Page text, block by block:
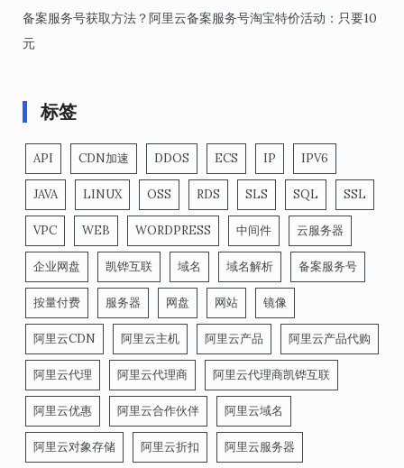
备案服务号获取方法？阿里云备案服务号淘宝特价活动：只要10
元
标签
API CDN加速 DDOS ECS IP IPV6
JAVA LINUX OSS RDS SLS SQL SSL
VPC WEB WORDPRESS 中间件 云服务器
企业网盘 凯铧互联 域名 域名解析 备案服务号
按量付费 服务器 网盘 网站 镜像
阿里云CDN 阿里云主机 阿里云产品 阿里云产品代购
阿里云代理 阿里云代理商 阿里云代理商凯铧互联
阿里云优惠 阿里云合作伙伴 阿里云域名
阿里云对象存储 阿里云折扣 阿里云服务器